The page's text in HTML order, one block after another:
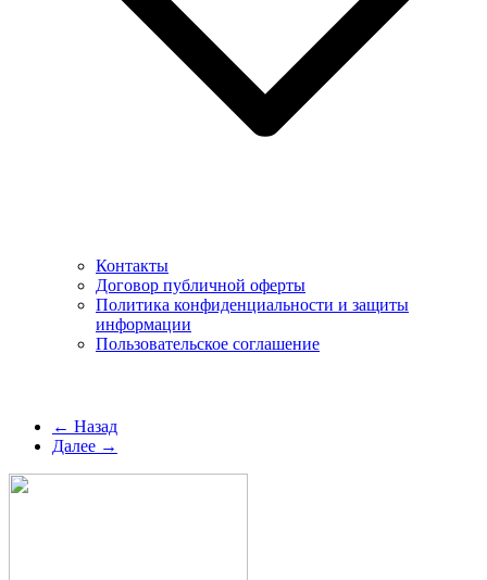
Контакты
Договор публичной оферты
Политика конфиденциальности и защиты
информации
Пользовательское соглашение
← Назад
Далее →